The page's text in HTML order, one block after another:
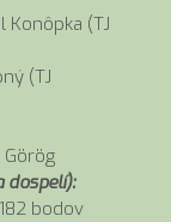
Konôpka (TJ
(TJ
dospelí):
bodov